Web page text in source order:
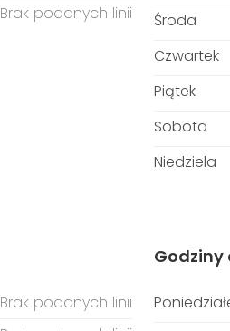
Brak podanych linii
Środa
Czwartek
Piątek
Sobota
Niedziela
Brak podanych linii